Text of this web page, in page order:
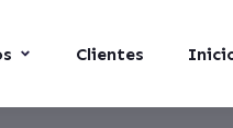
Clientes